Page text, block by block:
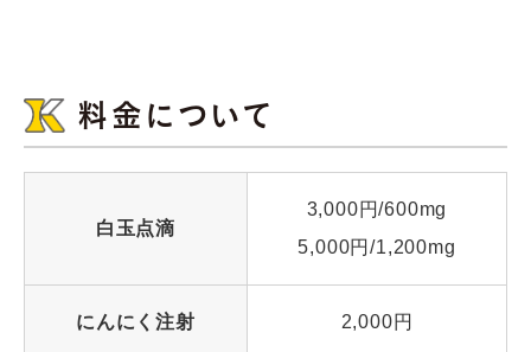
料金について
白玉点滴
3,000円/600mg
5,000円/1,200mg
にんにく注射 2,000円